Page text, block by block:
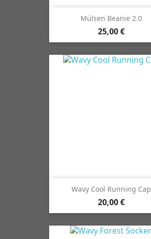
Mülsen Beanie 2.0
25,00 €
Wavy Cool Running Cap
20,00 €